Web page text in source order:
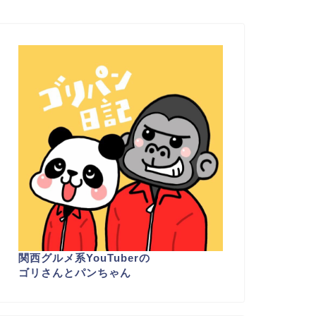
関西グルメ系YouTuberの
ゴリさんとパンちゃん